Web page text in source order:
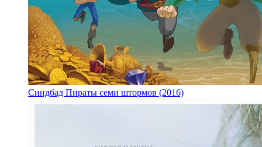
Синдбад Пираты семи штормов (2016)